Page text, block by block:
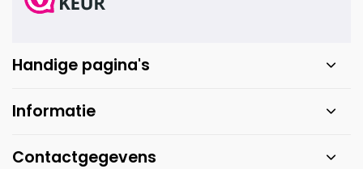
Handige pagina's
Informatie
Contactgegevens